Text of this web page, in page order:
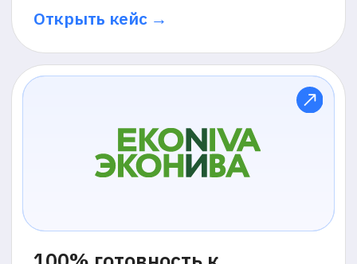
Аграрный холдинг «ЭкоНива»
аттестации и −30% времени
комиссии: честная
агрохолдинге